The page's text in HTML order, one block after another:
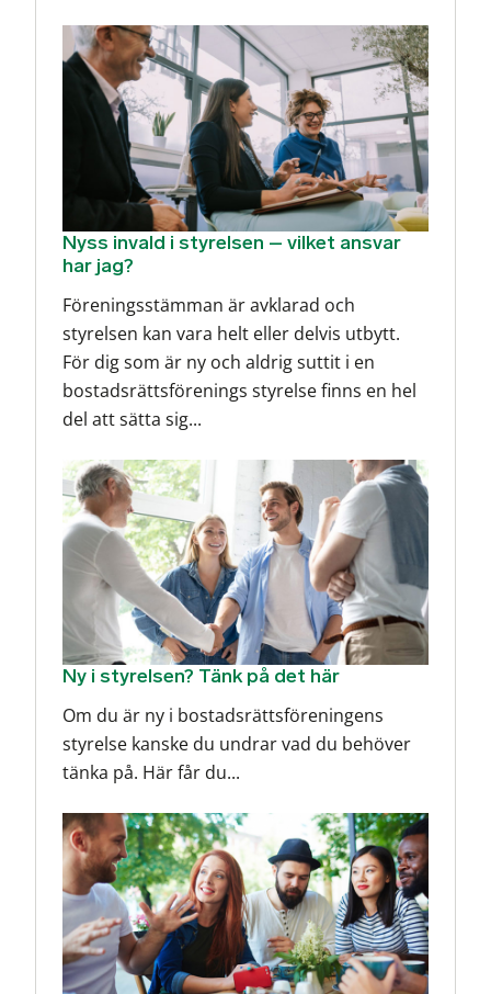
Nyss invald i styrelsen – vilket ansvar
har jag?
Föreningsstämman är avklarad och
styrelsen kan vara helt eller delvis utbytt.
För dig som är ny och aldrig suttit i en
bostadsrättsförenings styrelse finns en hel
del att sätta sig...
Ny i styrelsen? Tänk på det här
Om du är ny i bostadsrättsföreningens
styrelse kanske du undrar vad du behöver
tänka på. Här får du...